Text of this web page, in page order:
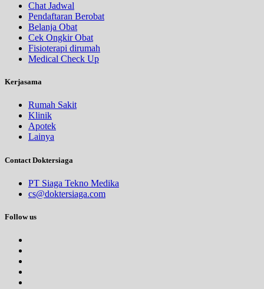
Chat Jadwal
Pendaftaran Berobat
Belanja Obat
Cek Ongkir Obat
Fisioterapi dirumah
Medical Check Up
Kerjasama
Rumah Sakit
Klinik
Apotek
Lainya
Contact Doktersiaga
PT Siaga Tekno Medika
cs@doktersiaga.com
Follow us